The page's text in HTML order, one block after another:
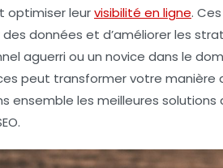
optimiser leurvisibilité en ligne.
des données et d’améliorer les
aguerri ou un novice dans le
peut transformer votre manière
ensemble les meilleures
.